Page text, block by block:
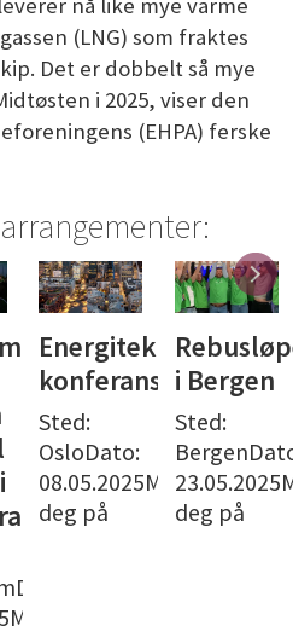
(LNG) som fraktes
Det er dobbelt så mye
i 2025, viser den
(EHPA) ferske
Energiteknisk
konferanse
Sted:
OsloDato:
08.05.2025Meld
deg på
i Bergen
Sted:
deg på